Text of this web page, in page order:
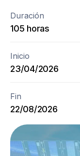
Duración
105 horas
Inicio
23/04/2026
Fin
22/08/2026